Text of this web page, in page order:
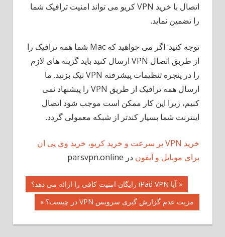
اتصال با خرید VPN کریو می تواند امنیت ترافیک شما
را تضمین نماید.
توجه کنید: اگر می خواهید که Mac شما همه ترافیک را
از طربق اتصال VPN ارسال کنید باید گزینه های لازم
را در پنجره تنظیمات پیشرفته VPN تیک بزنید. ما
ارسال همه ترافیک از طریق VPN را پیشنهاد نمی
کنیم، زیرا این کار ممکن است موجب شود اتصال
اینترنت شما بسیار کندتر از شبکه معمولی گردد.
خرید VPN پر سرعت و خرید کریو، خرید وی پی ان
برای موبایل و آیفون در parsvpn.online
راهبری
نوشته
« آیا iPad VPN رایگان امنیت کافی را ارائه می دهد؟
مزیت عدم گزارش گیری سرویس VPN در چیست؟ »